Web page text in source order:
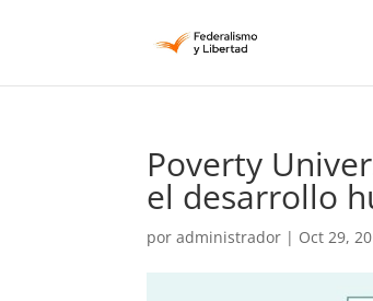
Poverty
el desarrollo
poradministrador | Oct 29,